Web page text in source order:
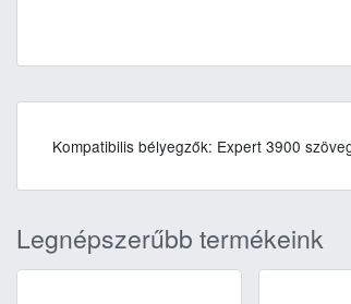
Kompatibilis bélyegzők: Expert 3900
Legnépszerűbb termékeink